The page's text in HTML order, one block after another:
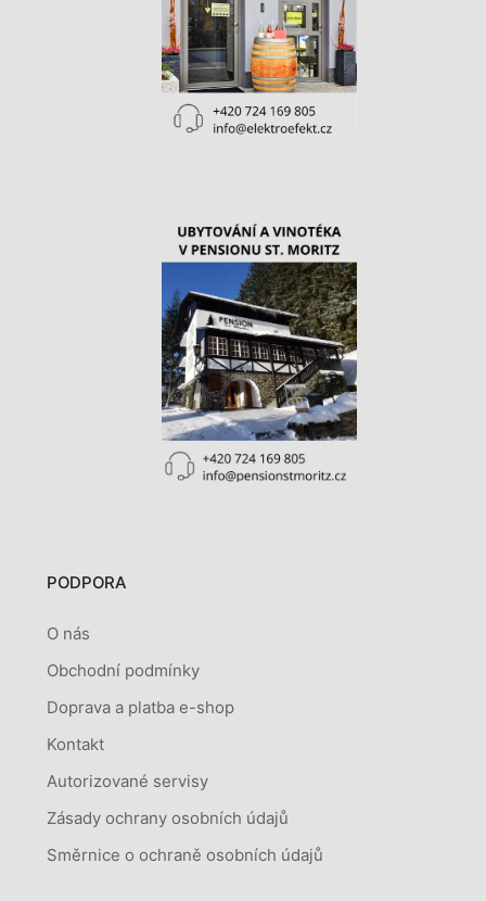
PODPORA
O nás
Obchodní podmínky
Doprava a platba e-shop
Kontakt
Autorizované servisy
Zásady ochrany osobních údajů
Směrnice o ochraně osobních údajů